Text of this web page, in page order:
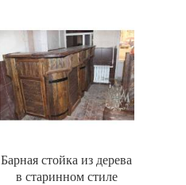
Барная стойка из дерева
в старинном стиле